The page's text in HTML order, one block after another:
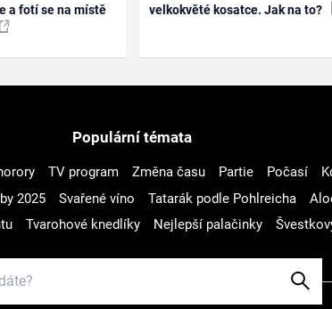
a fotí se na místě
velkokvěté kosatce. Jak na to?
Populární témata
TV program Změna času Partie Počasí
2025 Svařené víno Tatarák podle Pohlreicha
Tvarohové knedlíky Nejlepší palačinky